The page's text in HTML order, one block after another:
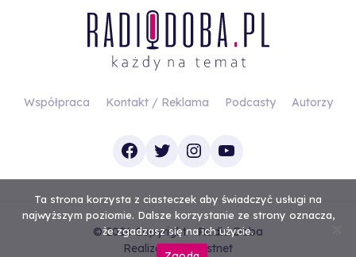
Współpraca Kontakt / Reklama Podcasty Autorzy
Facebook
TwitterInstagram
YouTube
© 2026 Copyright - Radio Doba
RealizacjaInvestnet
Ta strona korzysta z ciasteczek aby świadczyć usługi na
najwyższym poziomie. Dalsze korzystanie ze strony oznacza,
że zgadzasz się na ich użycie.